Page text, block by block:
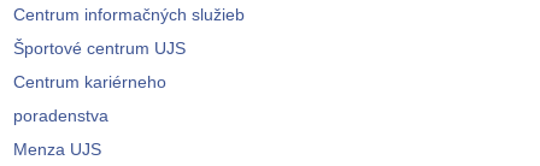
Centrum informačných služieb
Športové centrum UJS
Centrum kariérneho
poradenstva
Menza UJS